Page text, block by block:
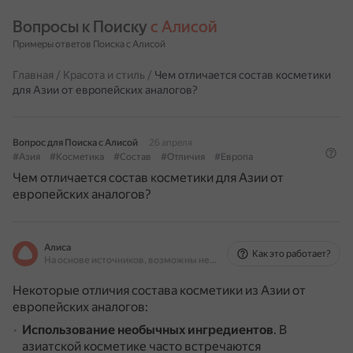
Вопросы к Поиску с Алисой
Примеры ответов Поиска с Алисой
Главная / Красота и стиль / Чем отличается состав косметики
для Азии от европейских аналогов?
Вопрос для Поиска с Алисой
26 апреля
#Азия
#Косметика #Состав #Отличия #Европа
Чем отличается состав косметики для Азии от
европейских аналогов?
Алиса
На основе источников, возможны неточности
Как это работает?
Некоторые отличия состава косметики из Азии от
европейских аналогов:
Использование необычных ингредиентов. В
азиатской косметике часто встречаются